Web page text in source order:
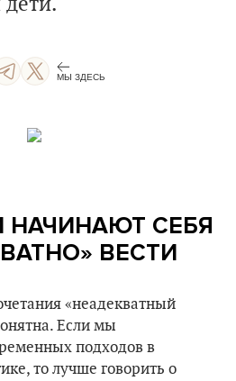
МЫ ЗДЕСЬ
НАЧИНАЮТ СЕБЯ
ВЕСТИ
«неадекватный
Если мы
подходов в
то лучше говорить о